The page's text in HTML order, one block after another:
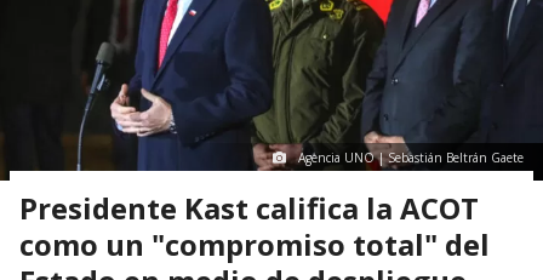
Agencia UNO | Sebastián Beltrán Gaete
Presidente Kast califica la ACOT
como un "compromiso total" del